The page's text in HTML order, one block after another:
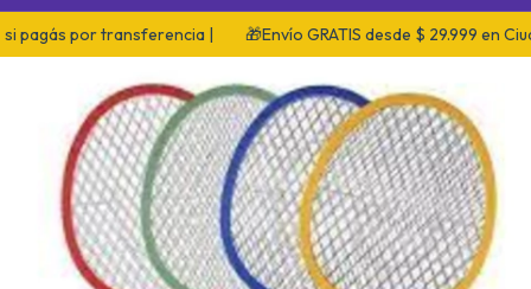
si pagás por transferencia | 🎁Envío GRATIS desde $ 29.999 en